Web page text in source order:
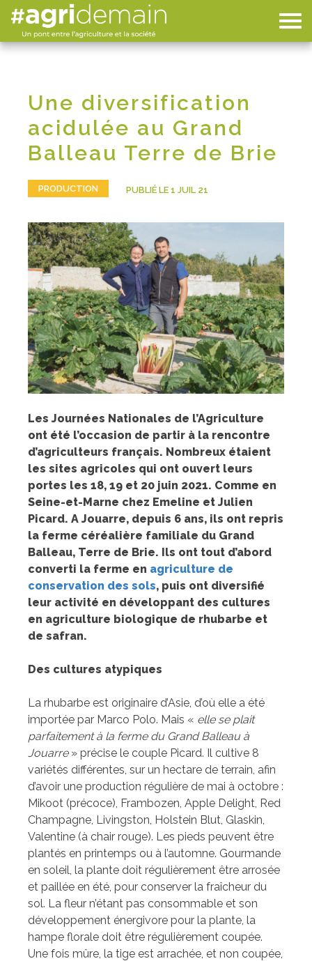
Une diversification
acidulée au Grand
Balleau Terre de Brie
PRODUCTION PUBLIÉ LE 1 JUIL 21
Les Journées Nationales de l’Agriculture
ont été l’occasion de partir à la rencontre
d’agriculteurs français. Nombreux étaient
les sites agricoles qui ont ouvert leurs
portes les 18, 19 et 20 juin 2021. Comme en
Seine-et-Marne chez Emeline et Julien
Picard. A Jouarre, depuis 6 ans, ils ont repris
la ferme céréalière familiale du Grand
Balleau, Terre de Brie. Ils ont tout d’abord
converti la ferme en agriculture de
conservation des sols, puis ont diversifié
leur activité en développant des cultures
en agriculture biologique de rhubarbe et
de safran.
Des cultures atypiques
La rhubarbe est originaire d’Asie, d’où elle a été
importée par Marco Polo. Mais « elle se plait
parfaitement à la ferme du Grand Balleau à
Jouarre» précise le couple Picard. Il cultive 8
variétés différentes, sur un hectare de terrain, afin
d’avoir une production régulière de mai à octobre :
Mikoot (précoce), Frambozen, Apple Delight, Red
Champagne, Livingston, Holstein Blut, Glaskin,
Valentine (à chair rouge). Les pieds peuvent être
plantés en printemps ou à l’automne. Gourmande
en soleil, la plante doit régulièrement être arrosée
et paillée en été, pour conserver la fraîcheur du
sol. La fleur n’étant pas consommable et son
développement énergivore pour la plante, la
hampe florale doit être régulièrement coupée.
Une fois mûre, la tige est arrachée, et non coupée,